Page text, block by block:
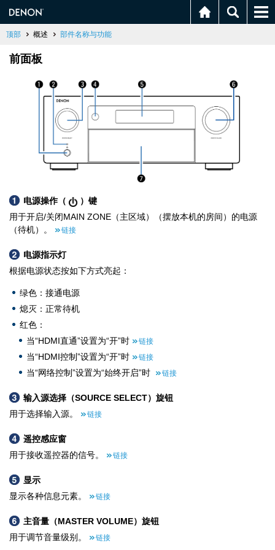
顶部 概述 部件名称与功能
前面板
电源操作（
）键
用于开启/关闭MAIN ZONE（主区域）（摆放本机的房间）的电源
（待机）。
链接
电源指示灯
根据电源状态按如下方式亮起：
绿色：接通电源
熄灭：正常待机
红色：
当“HDMI直通”设置为“开”时
链接
当“HDMI控制”设置为“开”时 链接
当“网络控制”设置为“始终开启”时 链接
输入源选择（SOURCE SELECT）旋钮
用于选择输入源。
链接
遥控感应窗
用于接收遥控器的信号。
链接
显示
显示各种信息元素。
链接
主音量（MASTER VOLUME）旋钮
用于调节音量级别。
链接